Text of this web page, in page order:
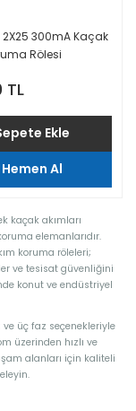
300mA Kaçak
Rölesi
TL
Ekle
Hemen Al
kaçak akımları
elemanlarıdır.
koruma röleleri;
ve tesisat güvenliğini
konut ve endüstriyel
ve üç faz seçenekleriyle
üzerinden hızlı ve
alanları için kaliteli